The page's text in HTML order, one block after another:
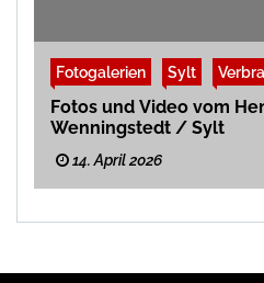
Fotogalerien Sylt
Fotos und Video vom
Wenningstedt / Sylt
14. April 2026